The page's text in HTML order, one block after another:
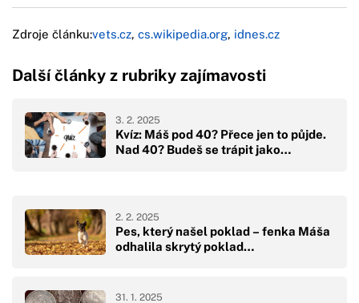
Zdroje článku:vets.cz, cs.wikipedia.org, idnes.cz
Další články z rubriky zajímavosti
Kvíz: Máš pod 40? Přece jen to půjde.
Nad 40? Budeš se trápit jako…
3. 2. 2025
Pes, který našel poklad – fenka Máša
odhalila skrytý poklad…
2. 2. 2025
31. 1. 2025